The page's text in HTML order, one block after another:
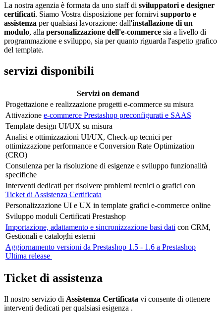
La nostra agenzia è formata da uno staff di sviluppatori e designer
certificati. Siamo Vostra disposizione per fornirvi supporto e
assistenza per qualsiasi lavorazione: dall'installazione di un
modulo, alla personalizzazione dell'e-commerce sia a livello di
programmazione e sviluppo, sia per quanto riguarda l'aspetto grafico
del template.
servizi disponibili
Servizi on demand
Progettazione e realizzazione progetti e-commerce su misura
Attivazione e-commerce Prestashop preconfigurati e SAAS
Template design UI/UX su misura
Analisi e ottimizzazioni UI/UX, Check-up tecnici per
ottimizzazione performance e Conversion Rate Optimization
(CRO)
Consulenza per la risoluzione di esigenze e sviluppo funzionalità
specifiche
Interventi dedicati per risolvere problemi tecnici o grafici con
Ticket di Assistenza Certificata
Personalizzazione UI e UX in template grafici e-commerce online
Sviluppo moduli Certificati Prestashop
Importazione, adattamento e sincronizzazione basi dati con CRM,
Gestionali e cataloghi esterni
Aggiornamento versioni da Prestashop 1.5 - 1.6 a Prestashop
Ultima release
Ticket di assistenza
Il nostro servizio di Assistenza Certificata vi consente di ottenere
interventi dedicati per qualsiasi esigenza .